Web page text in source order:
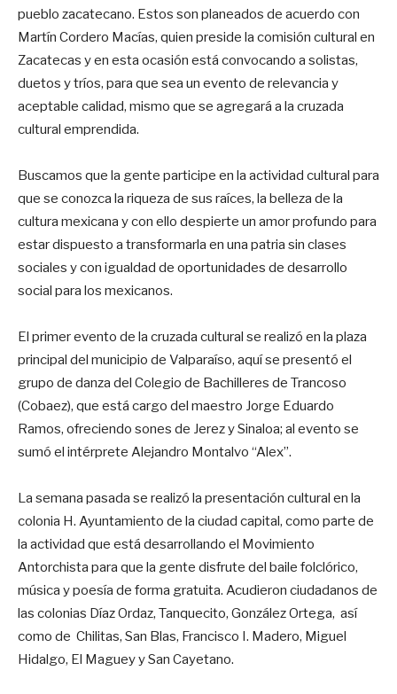
pueblo zacatecano. Estos son planeados de acuerdo con
Martín Cordero Macías, quien preside la comisión cultural en
Zacatecas y en esta ocasión está convocando a solistas,
duetos y tríos, para que sea un evento de relevancia y
aceptable calidad, mismo que se agregará a la cruzada
cultural emprendida.
Buscamos que la gente participe en la actividad cultural para
que se conozca la riqueza de sus raíces, la belleza de la
cultura mexicana y con ello despierte un amor profundo para
estar dispuesto a transformarla en una patria sin clases
sociales y con igualdad de oportunidades de desarrollo
social para los mexicanos.
El primer evento de la cruzada cultural se realizó en la plaza
principal del municipio de Valparaíso, aquí se presentó el
grupo de danza del Colegio de Bachilleres de Trancoso
(Cobaez), que está cargo del maestro Jorge Eduardo
Ramos, ofreciendo sones de Jerez y Sinaloa; al evento se
sumó el intérprete Alejandro Montalvo “Alex”.
La semana pasada se realizó la presentación cultural en la
colonia H. Ayuntamiento de la ciudad capital, como parte de
la actividad que está desarrollando el Movimiento
Antorchista para que la gente disfrute del baile folclórico,
música y poesía de forma gratuita. Acudieron ciudadanos de
las colonias Díaz Ordaz, Tanquecito, González Ortega, así
como de Chilitas, San Blas, Francisco I. Madero, Miguel
Hidalgo, El Maguey y San Cayetano.